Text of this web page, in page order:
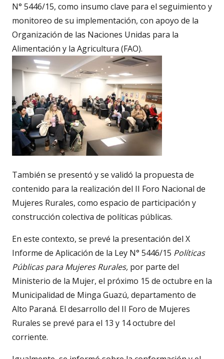
N° 5446/15, como insumo clave para el seguimiento y
monitoreo de su implementación, con apoyo de la
Organización de las Naciones Unidas para la
Alimentación y la Agricultura (FAO).
También se presentó y se validó la propuesta de
contenido para la realización del II Foro Nacional de
Mujeres Rurales, como espacio de participación y
construcción colectiva de políticas públicas.
En este contexto, se prevé la presentación del X
Informe de Aplicación de la Ley N° 5446/15 Políticas
Públicas para Mujeres Rurales, por parte del
Ministerio de la Mujer, el próximo 15 de octubre en la
Municipalidad de Minga Guazú, departamento de
Alto Paraná. El desarrollo del II Foro de Mujeres
Rurales se prevé para el 13 y 14 octubre del
corriente.